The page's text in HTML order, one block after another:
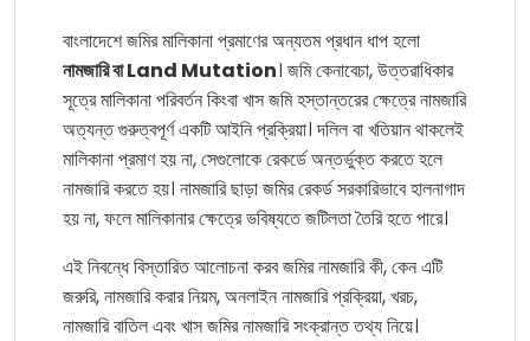
বাংলাদেশে জমির মালিকানা প্রমাণের অন্যতম প্রধান ধাপ হলো
নামজারি বা Land Mutation। জমি কেনাবেচা, উত্তরাধিকার
সূত্রে মালিকানা পরিবর্তন কিংবা খাস জমি হস্তান্তরের ক্ষেত্রে নামজারি
অত্যন্ত গুরুত্বপূর্ণ একটি আইনি প্রক্রিয়া। দলিল বা খতিয়ান থাকলেই
মালিকানা প্রমাণ হয় না, সেগুলোকে রেকর্ডে অন্তর্ভুক্ত করতে হলে
নামজারি করতে হয়। নামজারি ছাড়া জমির রেকর্ড সরকারিভাবে হালনাগাদ
হয় না, ফলে মালিকানার ক্ষেত্রে ভবিষ্যতে জটিলতা তৈরি হতে পারে।
এই নিবন্ধে বিস্তারিত আলোচনা করব জমির নামজারি কী, কেন এটি
জরুরি, নামজারি করার নিয়ম, অনলাইন নামজারি প্রক্রিয়া, খরচ,
নামজারি বাতিল এবং খাস জমির নামজারি সংক্রান্ত তথ্য নিয়ে।